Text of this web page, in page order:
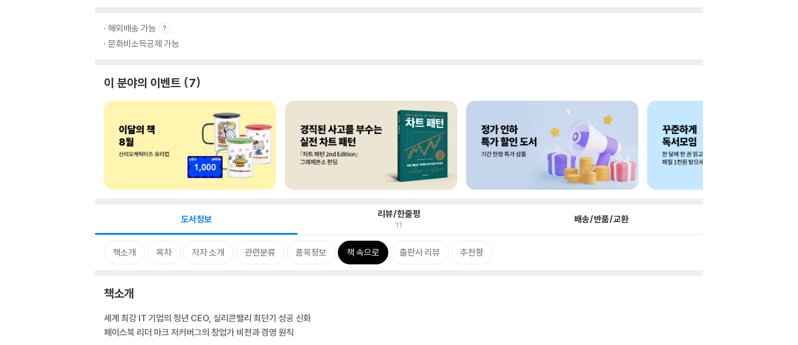
해외배송 가능
문화비소득공제 가능
이 분야의 이벤트 7
도서정보 리뷰/한줄평
11 배송/반품/교환
책소개 목차 저자 소개 관련분류 품목정보 책 속으로 출판사 리뷰 추천평
책소개
세계 최강 IT 기업의 청년 CEO, 실리콘밸리 최단기 성공 신화
페이스북 리더 마크 저커버그의 창업가 비전과 경영 원칙